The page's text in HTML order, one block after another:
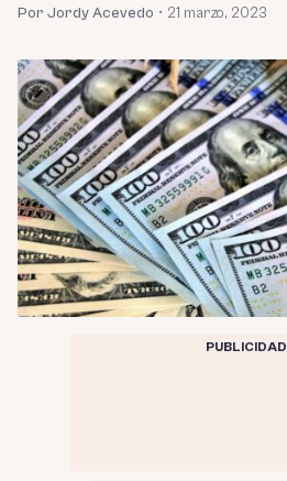
Por Jordy Acevedo • 21 marzo, 2023
PUBLICIDAD